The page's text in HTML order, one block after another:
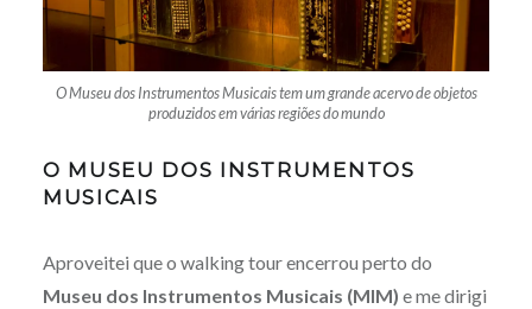
O Museu dos Instrumentos Musicais tem um grande acervo de objetos
produzidos em várias regiões do mundo
O MUSEU DOS INSTRUMENTOS
MUSICAIS
Aproveitei que o walking tour encerrou perto do
Museu dos Instrumentos Musicais (MIM) e me dirigi